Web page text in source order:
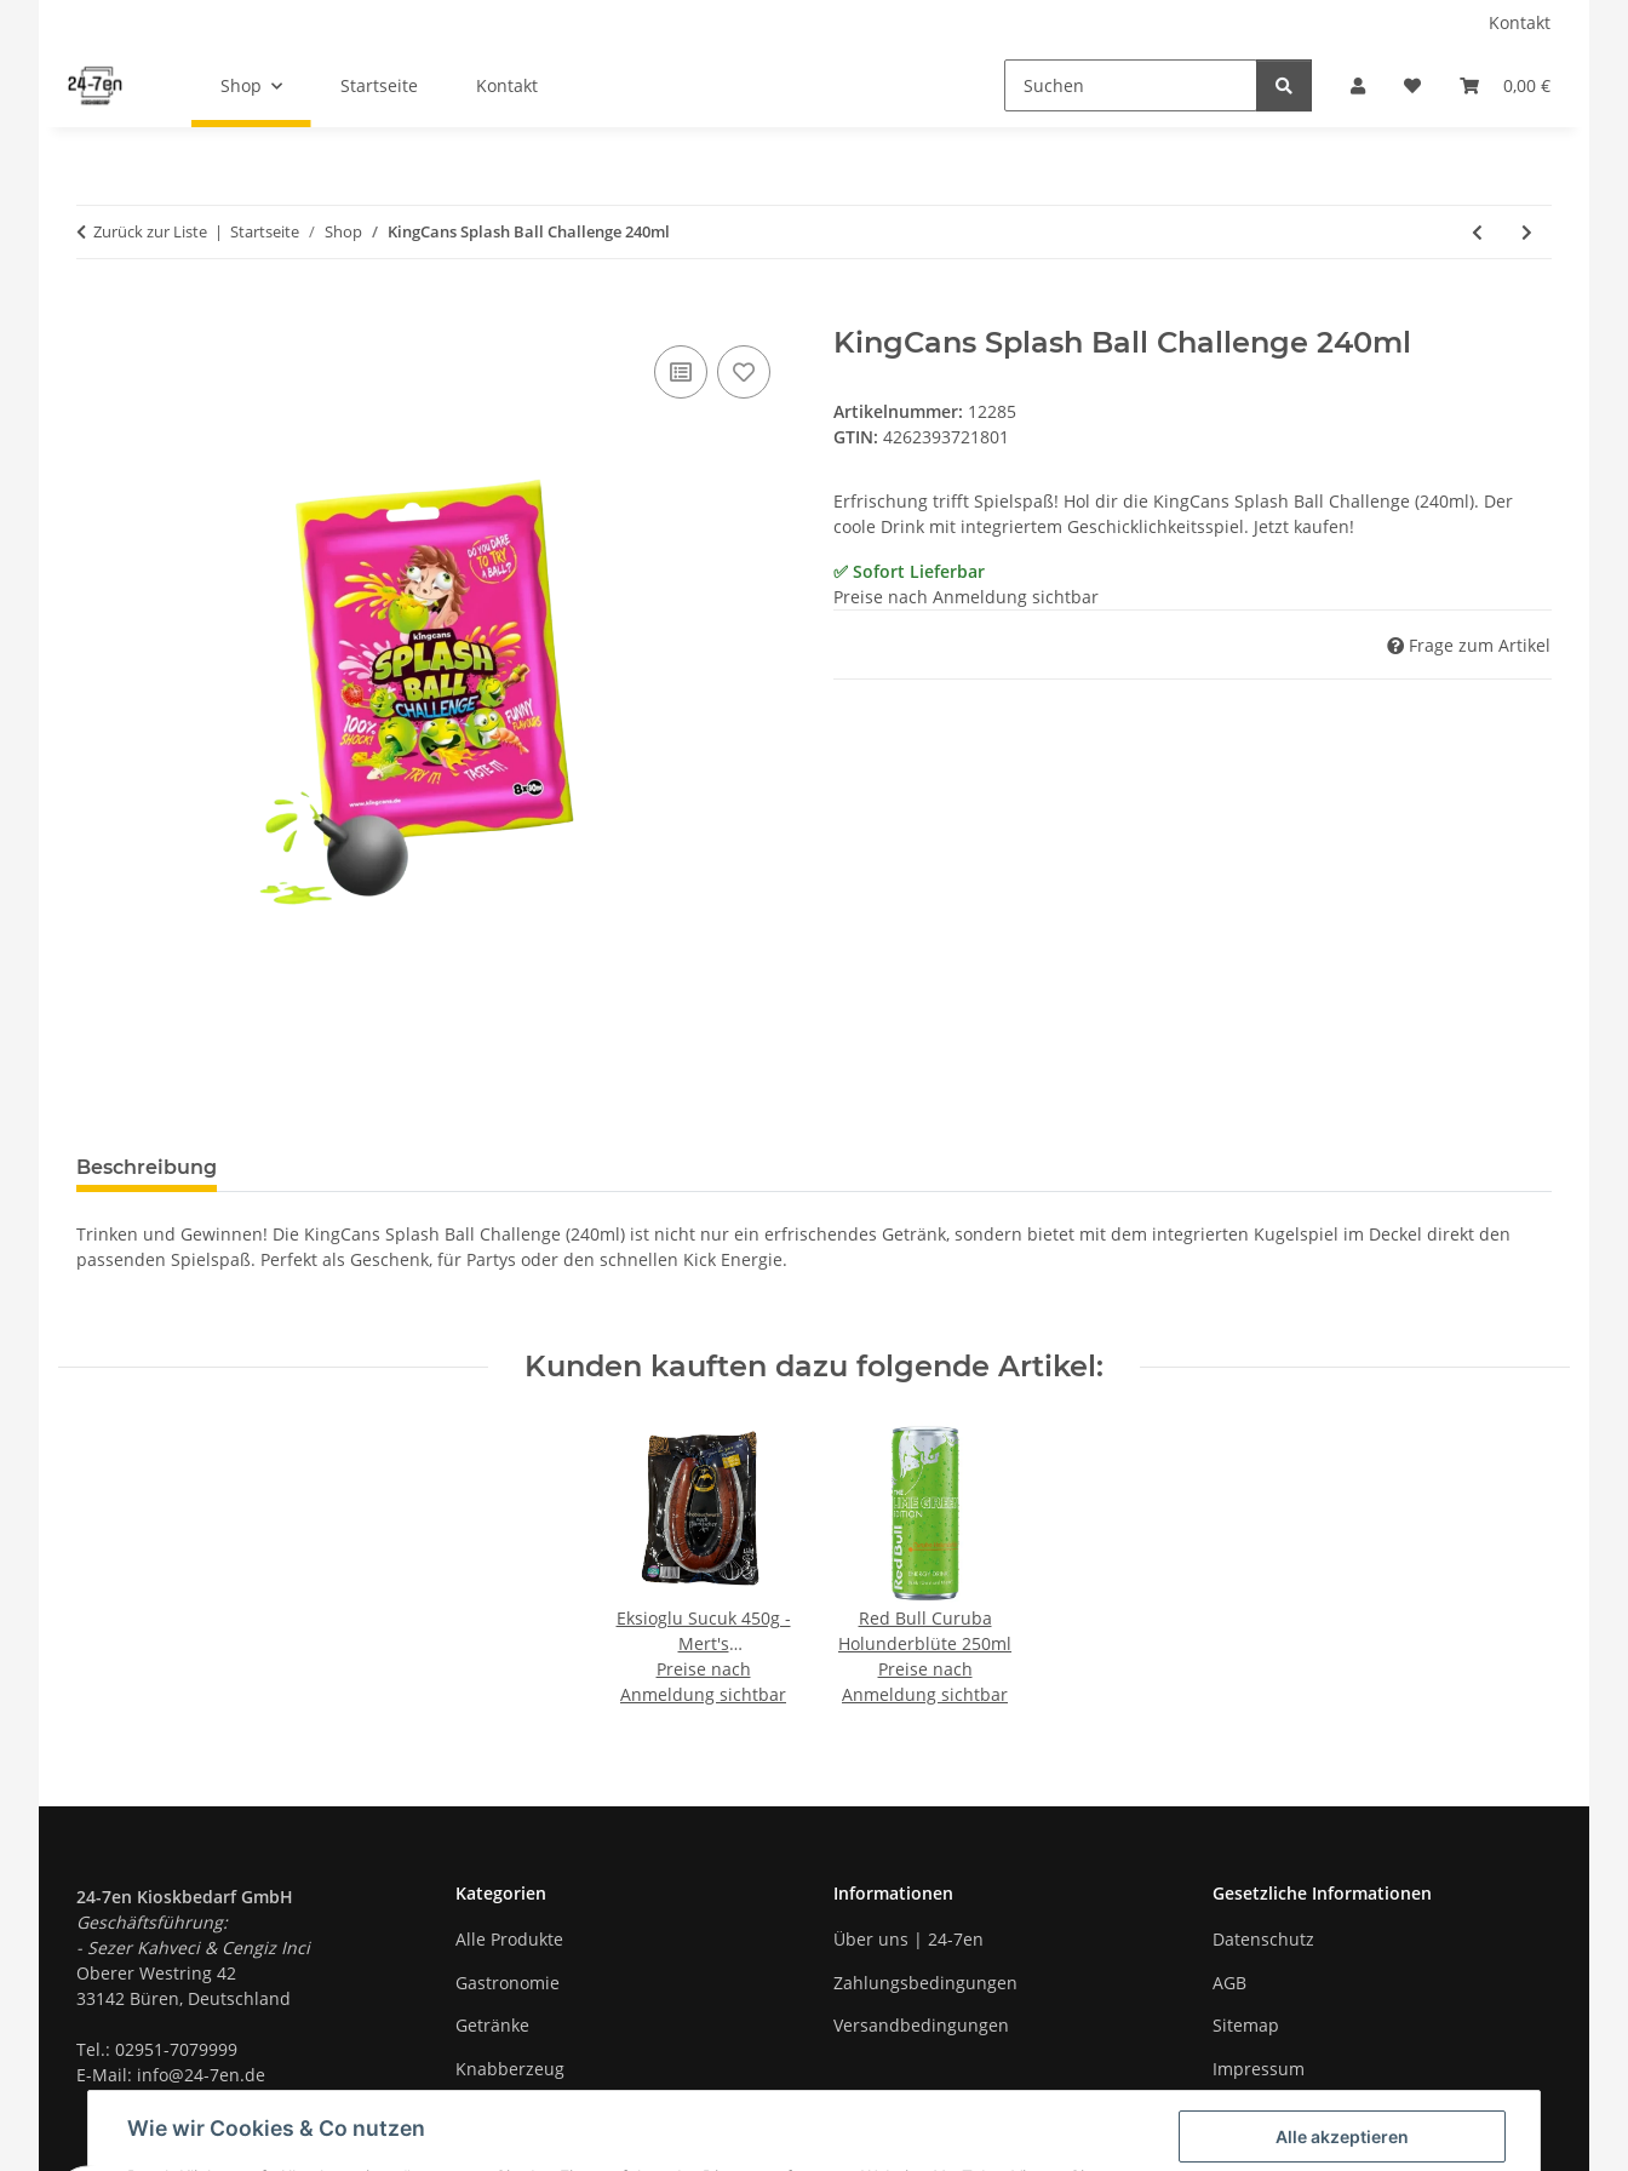
Alle akzeptieren
Wie wir Cookies & Co nutzen
Kontakt
0,00 €
Shop Startseite Kontakt
Zurück zur Liste Startseite Shop KingCans Splash Ball Challenge 240ml
KingCans Splash Ball Challenge 240ml
Artikelnummer: 12285
GTIN: 4262393721801
Erfrischung trifft Spielspaß! Hol dir die KingCans Splash Ball Challenge (240ml). Der
coole Drink mit integriertem Geschicklichkeitsspiel. Jetzt kaufen!
✅ Sofort Lieferbar
Preise nach Anmeldung sichtbar
Frage zum Artikel
Beschreibung
Trinken und Gewinnen! Die KingCans Splash Ball Challenge (240ml) ist nicht nur ein erfrischendes Getränk, sondern bietet mit dem integrierten Kugelspiel im Deckel direkt den
passenden Spielspaß. Perfekt als Geschenk, für Partys oder den schnellen Kick Energie.
Kunden kauften dazu folgende Artikel:
Eksioglu Sucuk 450g -
Mert's
Knoblauchwurst
Preise nach
Anmeldung sichtbar
Red Bull Curuba
Holunderblüte 250ml
Preise nach
Anmeldung sichtbar
24-7en Kioskbedarf GmbH
Geschäftsführung:
- Sezer Kahveci & Cengiz Inci
Oberer Westring 42
33142 Büren, Deutschland
Tel.: 02951-7079999
E-Mail: info@24-7en.de
Kategorien
Alle Produkte
Gastronomie
Getränke
Knabberzeug
Informationen
Über uns | 24-7en
Zahlungsbedingungen
Versandbedingungen
Gesetzliche Informationen
Datenschutz
AGB
Sitemap
Impressum
Widerrufsrecht